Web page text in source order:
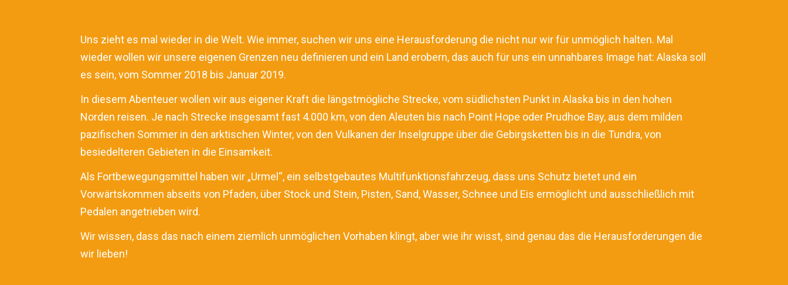
Uns zieht es mal wieder in die Welt. Wie immer, suchen wir uns eine Herausforderung die nicht nur wir für unmöglich halten. Mal
wieder wollen wir unsere eigenen Grenzen neu definieren und ein Land erobern, das auch für uns ein unnahbares Image hat: Alaska soll
es sein, vom Sommer 2018 bis Januar 2019.
In diesem Abenteuer wollen wir aus eigener Kraft die längstmögliche Strecke, vom südlichsten Punkt in Alaska bis in den hohen
Norden reisen. Je nach Strecke insgesamt fast 4.000 km, von den Aleuten bis nach Point Hope oder Prudhoe Bay, aus dem milden
pazifischen Sommer in den arktischen Winter, von den Vulkanen der Inselgruppe über die Gebirgsketten bis in die Tundra, von
besiedelteren Gebieten in die Einsamkeit.
Als Fortbewegungsmittel haben wir „Urmel“, ein selbstgebautes Multifunktionsfahrzeug, dass uns Schutz bietet und ein
Vorwärtskommen abseits von Pfaden, über Stock und Stein, Pisten, Sand, Wasser, Schnee und Eis ermöglicht und ausschließlich mit
Pedalen angetrieben wird.
Wir wissen, dass das nach einem ziemlich unmöglichen Vorhaben klingt, aber wie ihr wisst, sind genau das die Herausforderungen die
wir lieben!